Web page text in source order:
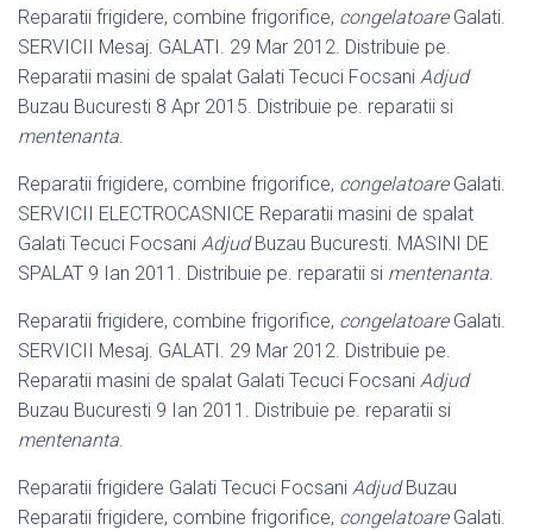
Reparatii frigidere, combine frigorifice, congelatoareGalati.
SERVICII Mesaj. GALATI. 29 Mar 2012. Distribuie pe.
Reparatii masini de spalat Galati Tecuci Focsani Adjud
Buzau Bucuresti 8 Apr 2015. Distribuie pe. reparatii si
mentenanta.
Reparatii frigidere, combine frigorifice, congelatoareGalati.
SERVICII ELECTROCASNICE Reparatii masini de spalat
Galati Tecuci Focsani AdjudBuzau Bucuresti. MASINI DE
SPALAT 9 Ian 2011. Distribuie pe. reparatii si mentenanta.
Reparatii frigidere, combine frigorifice, congelatoareGalati.
SERVICII Mesaj. GALATI. 29 Mar 2012. Distribuie pe.
Reparatii masini de spalat Galati Tecuci Focsani Adjud
Buzau Bucuresti 9 Ian 2011. Distribuie pe. reparatii si
mentenanta.
Reparatii frigidere Galati Tecuci Focsani AdjudBuzau
Reparatii frigidere, combine frigorifice, congelatoareGalati.